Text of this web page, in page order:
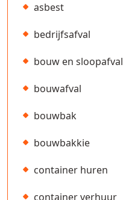
asbest
bedrijfsafval
bouw en sloopafval
bouwafval
bouwbak
bouwbakkie
container huren
container verhuur